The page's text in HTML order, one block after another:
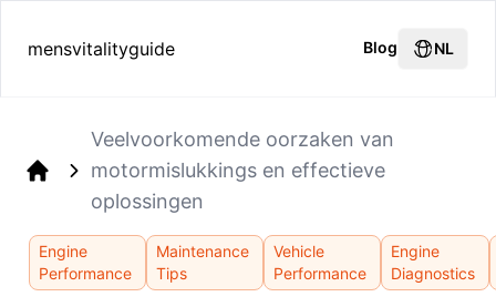
mensvitalityguide Blog NL
Veelvoorkomende oorzaken van
motormislukkings en effectieve
oplossingen
Engine
Performance
Maintenance
Tips
Vehicle
Performance
Engine
Diagnostics